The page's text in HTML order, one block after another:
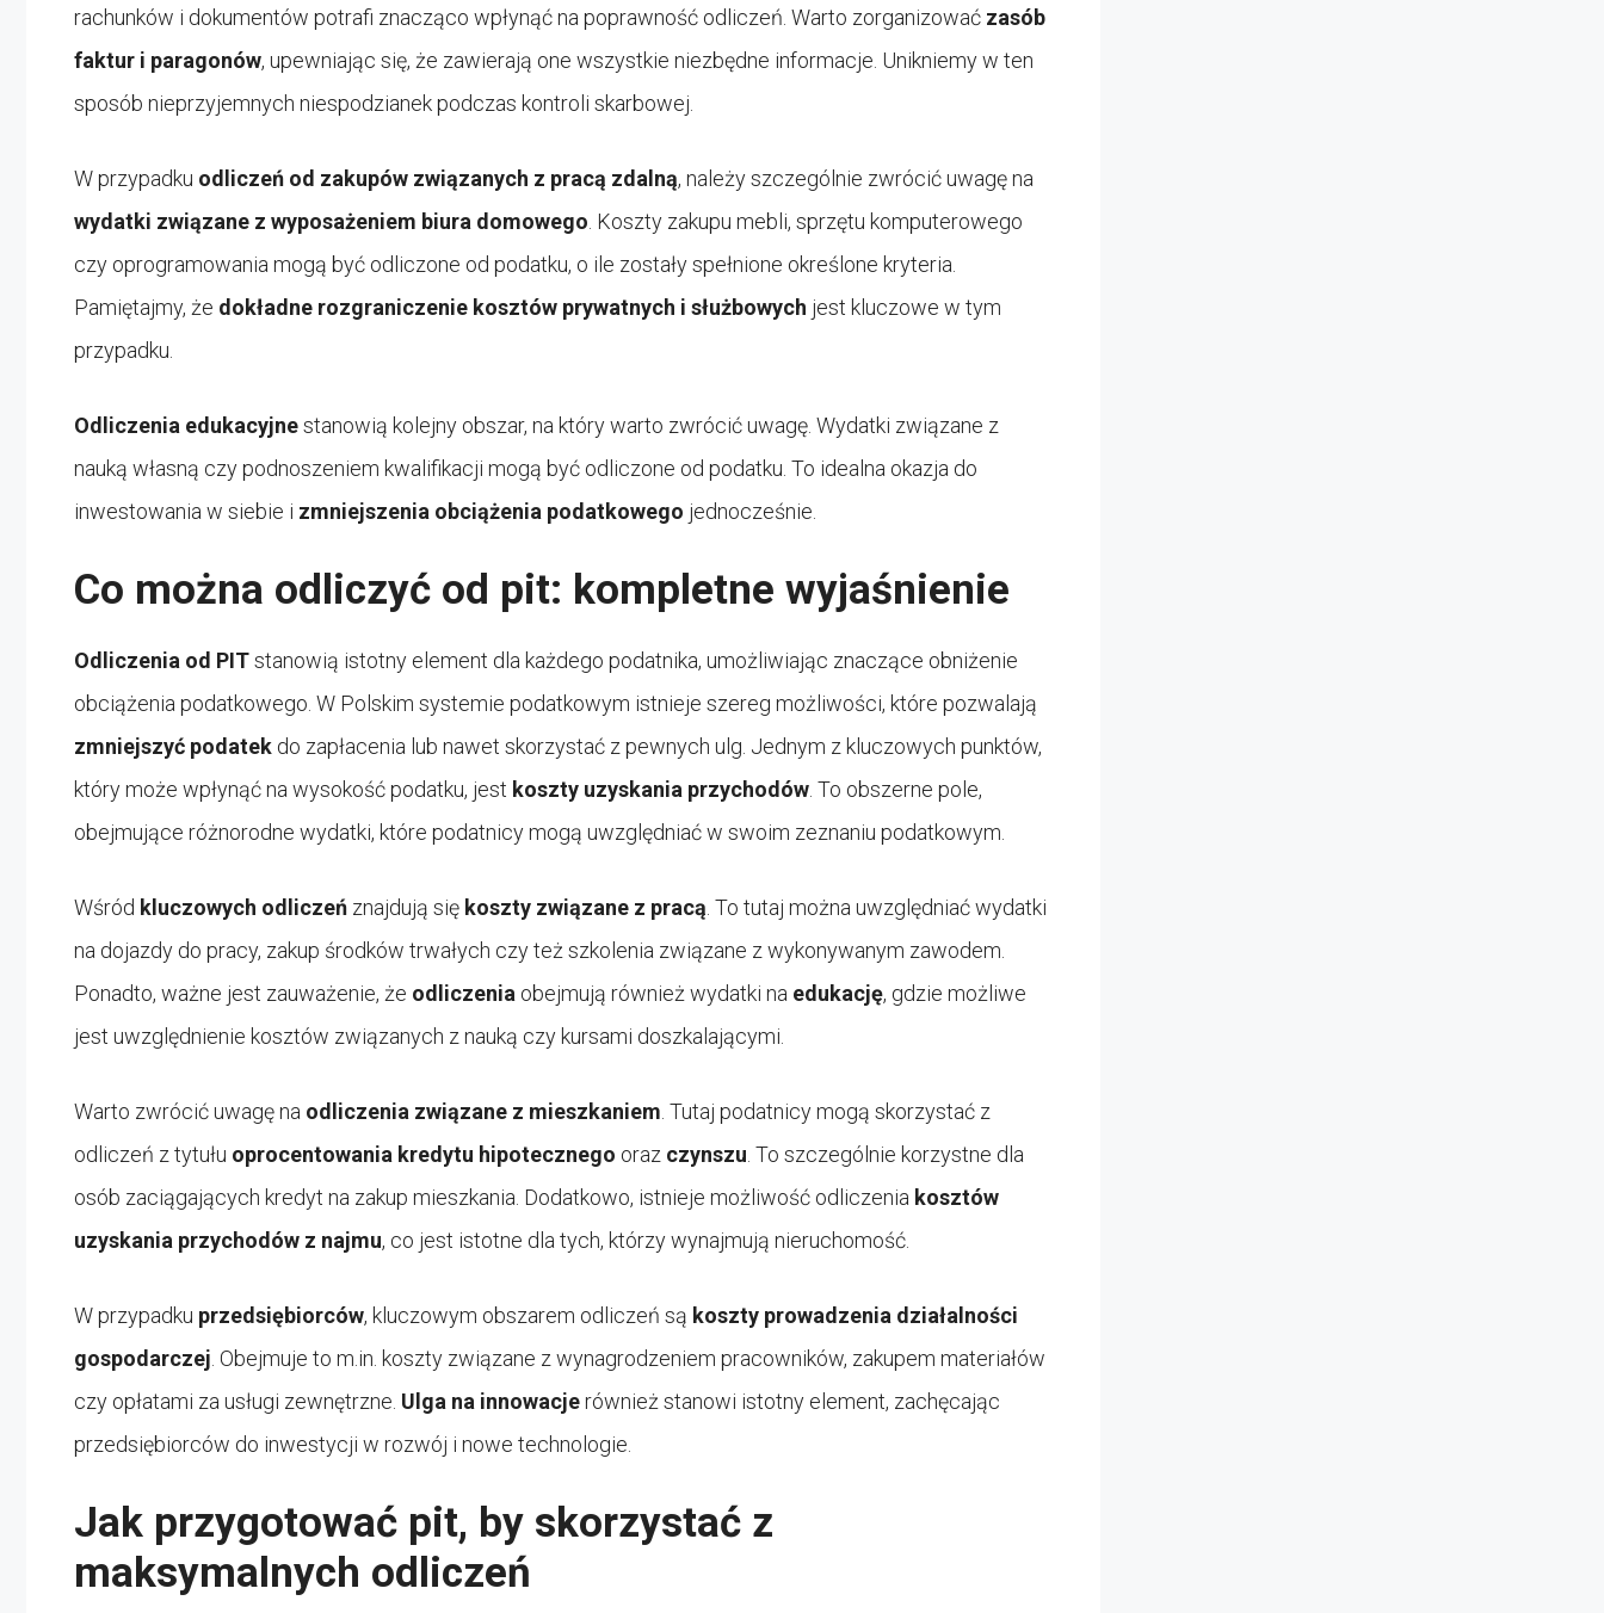
rachunków i dokumentów potrafi znacząco wpłynąć na poprawność odliczeń. Warto zorganizować zasób
faktur i paragonów, upewniając się, że zawierają one wszystkie niezbędne informacje. Unikniemy w ten
sposób nieprzyjemnych niespodzianek podczas kontroli skarbowej.
W przypadku odliczeń od zakupów związanych z pracą zdalną, należy szczególnie zwrócić uwagę na
wydatki związane z wyposażeniem biura domowego. Koszty zakupu mebli, sprzętu komputerowego
czy oprogramowania mogą być odliczone od podatku, o ile zostały spełnione określone kryteria.
Pamiętajmy, że dokładne rozgraniczenie kosztów prywatnych i służbowych jest kluczowe w tym
przypadku.
Odliczenia edukacyjnestanowią kolejny obszar, na który warto zwrócić uwagę. Wydatki związane z
nauką własną czy podnoszeniem kwalifikacji mogą być odliczone od podatku. To idealna okazja do
inwestowania w siebie i zmniejszenia obciążenia podatkowego jednocześnie.
Co można odliczyć od pit: kompletne wyjaśnienie
Odliczenia od PITstanowią istotny element dla każdego podatnika, umożliwiając znaczące obniżenie
obciążenia podatkowego. W Polskim systemie podatkowym istnieje szereg możliwości, które pozwalają
zmniejszyć podatek do zapłacenia lub nawet skorzystać z pewnych ulg. Jednym z kluczowych punktów,
który może wpłynąć na wysokość podatku, jest koszty uzyskania przychodów. To obszerne pole,
obejmujące różnorodne wydatki, które podatnicy mogą uwzględniać w swoim zeznaniu podatkowym.
Wśród kluczowych odliczeń znajdują się koszty związane z pracą. To tutaj można uwzględniać wydatki
na dojazdy do pracy, zakup środków trwałych czy też szkolenia związane z wykonywanym zawodem.
Ponadto, ważne jest zauważenie, że odliczenia obejmują również wydatki na edukację, gdzie możliwe
jest uwzględnienie kosztów związanych z nauką czy kursami doszkalającymi.
Warto zwrócić uwagę na odliczenia związane z mieszkaniem. Tutaj podatnicy mogą skorzystać z
odliczeń z tytułu oprocentowania kredytu hipotecznego oraz czynszu. To szczególnie korzystne dla
osób zaciągających kredyt na zakup mieszkania. Dodatkowo, istnieje możliwość odliczenia kosztów
uzyskania przychodów z najmu, co jest istotne dla tych, którzy wynajmują nieruchomość.
W przypadku przedsiębiorców, kluczowym obszarem odliczeń są koszty prowadzenia działalności
gospodarczej. Obejmuje to m.in. koszty związane z wynagrodzeniem pracowników, zakupem materiałów
czy opłatami za usługi zewnętrzne. Ulga na innowacjerównież stanowi istotny element, zachęcając
przedsiębiorców do inwestycji w rozwój i nowe technologie.
Jak przygotować pit, by skorzystać z
maksymalnych odliczeń